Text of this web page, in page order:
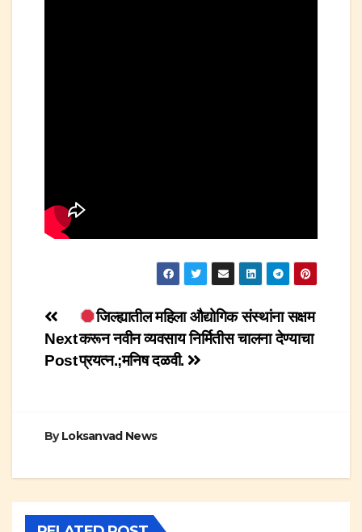
Post
navigation
जिल्ह्यातील महिला औद्योगिक संस्थांना सक्षम
करून नवीन व्यवसाय निर्मितीस चालना देण्याचा
प्रयत्न.;मनिष दळवी.
Next
Post
ByLoksanvad News